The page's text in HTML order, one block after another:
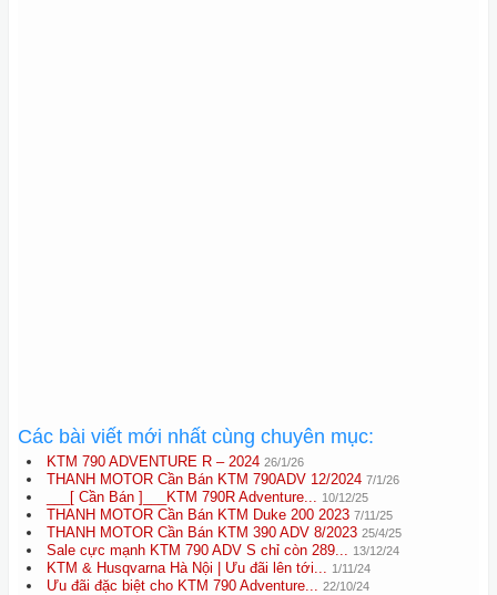
Các bài viết mới nhất cùng chuyên mục:
KTM 790 ADVENTURE R – 2024 26/1/26
THANH MOTOR Cần Bán KTM 790ADV 12/2024 7/1/26
___[ Cần Bán ]___KTM 790R Adventure... 10/12/25
THANH MOTOR Cần Bán KTM Duke 200 2023 7/11/25
THANH MOTOR Cần Bán KTM 390 ADV 8/2023 25/4/25
Sale cực mạnh KTM 790 ADV S chỉ còn 289... 13/12/24
KTM & Husqvarna Hà Nội | Ưu đãi lên tới... 1/11/24
Ưu đãi đặc biệt cho KTM 790 Adventure... 22/10/24